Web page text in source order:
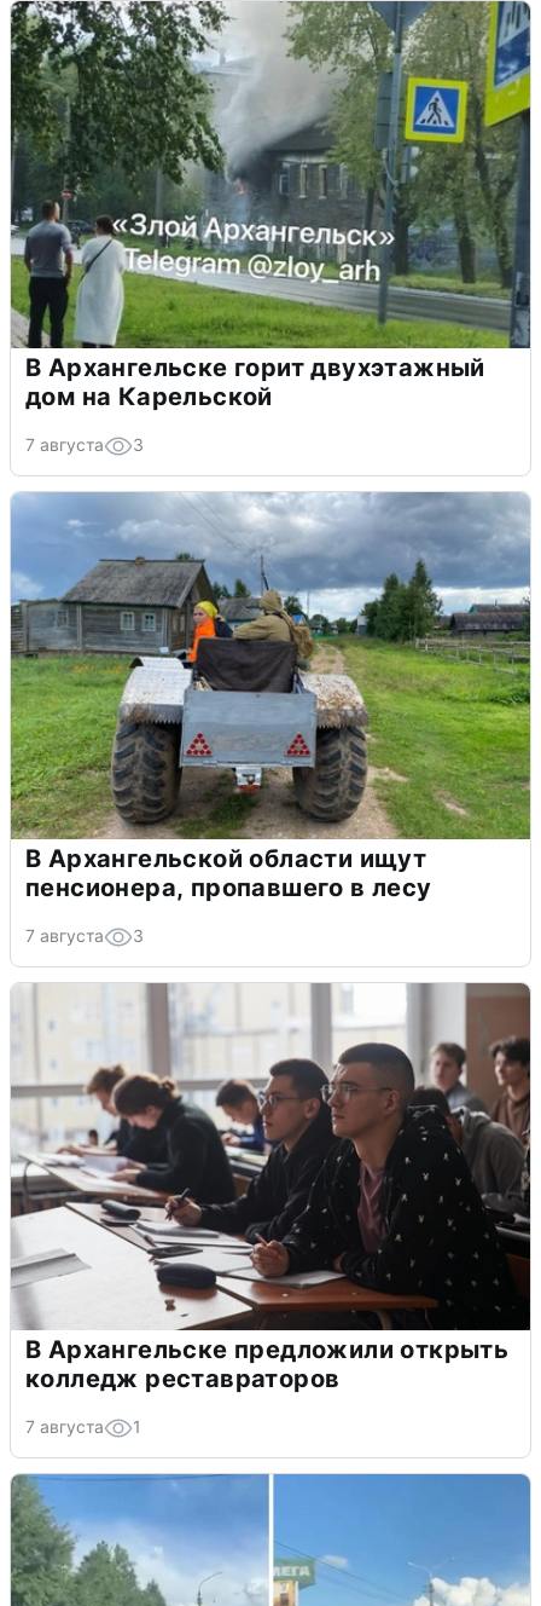
В Архангельске горит двухэтажный
дом на Карельской
7 августа 3
В Архангельской области ищут
пенсионера, пропавшего в лесу
7 августа 3
В Архангельске предложили открыть
колледж реставраторов
7 августа 1